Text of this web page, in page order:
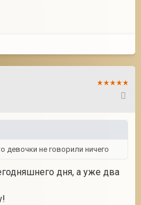
девочки не говорили ничего
дня, а уже два